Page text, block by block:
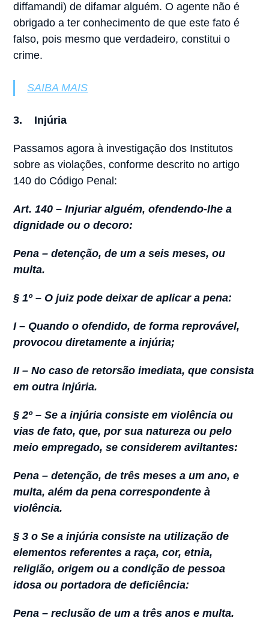
diffamandi) de difamar alguém. O agente não é
obrigado a ter conhecimento de que este fato é
falso, pois mesmo que verdadeiro, constitui o
crime.
SAIBA MAIS
3. Injúria
Passamos agora à investigação dos Institutos
sobre as violações, conforme descrito no artigo
140 do Código Penal:
Art. 140 – Injuriar alguém, ofendendo-lhe a
dignidade ou o decoro:
Pena – detenção, de um a seis meses, ou
multa.
§ 1º – O juiz pode deixar de aplicar a pena:
I – Quando o ofendido, de forma reprovável,
provocou diretamente a injúria;
II – No caso de retorsão imediata, que consista
em outra injúria.
§ 2º – Se a injúria consiste em violência ou
vias de fato, que, por sua natureza ou pelo
meio empregado, se considerem aviltantes:
Pena – detenção, de três meses a um ano, e
multa, além da pena correspondente à
violência.
§ 3 o Se a injúria consiste na utilização de
elementos referentes a raça, cor, etnia,
religião, origem ou a condição de pessoa
idosa ou portadora de deficiência:
Pena – reclusão de um a três anos e multa.